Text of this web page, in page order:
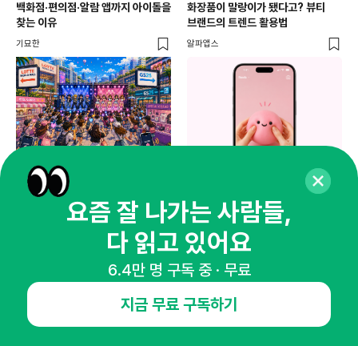
백화점·편의점·알람 앱까지 아이돌을
찾는 이유
기묘한
화장품이 말랑이가 됐다고? 뷰티
브랜드의 트렌드 활용법
알파앱스
마케팅 트렌드
2026 인플루언서 마케팅 트렌드:
콘텐츠 파트너에서 커머스 파트너로
성수동이 국내 팝업스토어 No.1
성지가 된 이유는?
로컬덕
요즘 잘 나가는 사람들,
다 읽고 있어요
6.4만 명 구독 중 · 무료
지금 무료 구독하기